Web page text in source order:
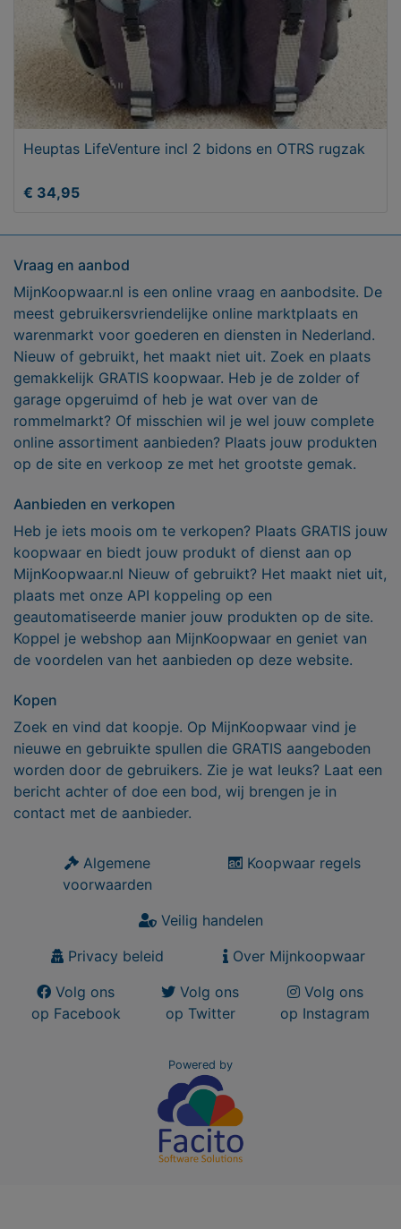
Heuptas LifeVenture incl 2 bidons en OTRS rugzak
€ 34,95
Vraag en aanbod
MijnKoopwaar.nl is een online vraag en aanbodsite. De
meest gebruikersvriendelijke online marktplaats en
warenmarkt voor goederen en diensten in Nederland.
Nieuw of gebruikt, het maakt niet uit. Zoek en plaats
gemakkelijk GRATIS koopwaar. Heb je de zolder of
garage opgeruimd of heb je wat over van de
rommelmarkt? Of misschien wil je wel jouw complete
online assortiment aanbieden? Plaats jouw produkten
op de site en verkoop ze met het grootste gemak.
Aanbieden en verkopen
Heb je iets moois om te verkopen? Plaats GRATIS jouw
koopwaar en biedt jouw produkt of dienst aan op
MijnKoopwaar.nl Nieuw of gebruikt? Het maakt niet uit,
plaats met onze API koppeling op een
geautomatiseerde manier jouw produkten op de site.
Koppel je webshop aan MijnKoopwaar en geniet van
de voordelen van het aanbieden op deze website.
Kopen
Zoek en vind dat koopje. Op MijnKoopwaar vind je
nieuwe en gebruikte spullen die GRATIS aangeboden
worden door de gebruikers. Zie je wat leuks? Laat een
bericht achter of doe een bod, wij brengen je in
contact met de aanbieder.
Algemene
voorwaarden
Koopwaar regels
Veilig handelen
Privacy beleid
Over Mijnkoopwaar
Volg ons
op Facebook
Volg ons
op Twitter
Volg ons
op Instagram
Powered by